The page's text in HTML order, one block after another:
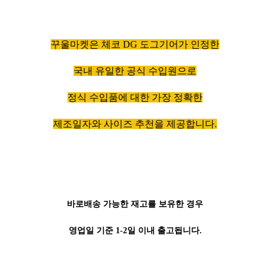
꾸울마켓은 체코 DG 도그기어가 인정한
국내 유일한 공식 수입원으로
정식 수입품에 대한 가장 정확한
제조일자와 사이즈 추천을 제공합니다.
바로배송 가능한 재고를 보유한 경우
영업일 기준 1-2일 이내 출고됩니다.